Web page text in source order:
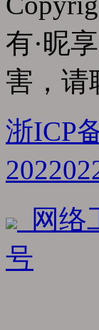
有·昵
害，请
浙ICP
网络
号